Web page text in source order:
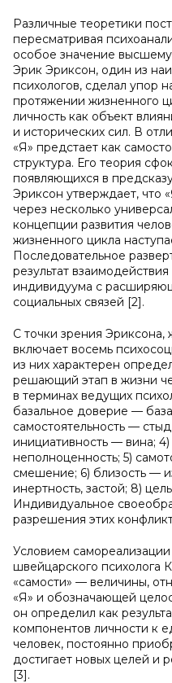
Различные теоретики
пересматривая
особое значение
Эрик Эриксон, один из
психологов, сделал упор
протяжении жизненного
личность как объект
и исторических сил. В
«Я» предстает как
структура. Его теория
появляющихся в
Эриксон утверждает, что
через несколько
концепции развития
жизненного цикла
Последовательное
результат
индивидуума с
социальных связей [2].
С точки зрения
включает восемь
из них характерен
решающий этап в жизни
в терминах ведущих
базальное доверие —
самостоятельность —
инициативность — вина;
неполноценность; 5)
смешение; 6) близость —
инертность, застой; 8)
Индивидуальное
разрешения этих
Условием
швейцарского психолога
«самости» — величины,
«Я» и обозначающей
он определил как
компонентов личности к
человек, постоянно
достигает новых целей и
[3].